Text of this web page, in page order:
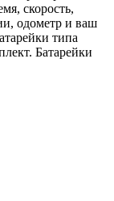
скорость,
одометр и ваш
типа
Батарейки